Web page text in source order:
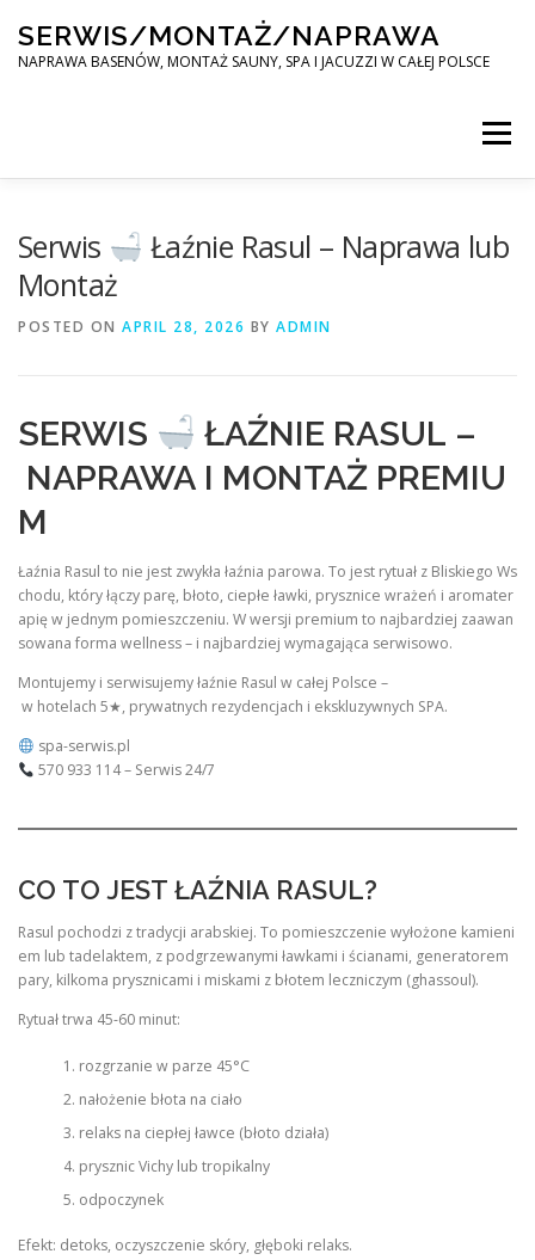
content
SERWIS/MONTAŻ/NAPRAWA
NAPRAWA BASENÓW, MONTAŻ SAUNY, SPA I JACUZZI W CAŁEJ POLSCE
Menu
Serwis
Łaźnie Rasul – Naprawa lub
Montaż
POSTED ON APRIL 28, 2026 BY ADMIN
SERWIS
ŁAŹNIE RASUL –
NAPRAWA I MONTAŻ PREMIU
M
Łaźnia Rasul to nie jest zwykła łaźnia parowa. To jest rytuał z Bliskiego Ws
chodu, który łączy parę, błoto, ciepłe ławki, prysznice wrażeń i aromater
apię w jednym pomieszczeniu. W wersji premium to najbardziej zaawan
sowana forma wellness – i najbardziej wymagająca serwisowo.
Montujemy i serwisujemy łaźnie Rasul w całej Polsce –
w hotelach 5★, prywatnych rezydencjach i ekskluzywnych SPA.
spa-serwis.pl
570 933 114 – Serwis 24/7
CO TO JEST ŁAŹNIA RASUL?
Rasul pochodzi z tradycji arabskiej. To pomieszczenie wyłożone kamieni
em lub tadelaktem, z podgrzewanymi ławkami i ścianami, generatorem
pary, kilkoma prysznicami i miskami z błotem leczniczym (ghassoul).
Rytuał trwa 45-60 minut:
rozgrzanie w parze 45°C
nałożenie błota na ciało
relaks na ciepłej ławce (błoto działa)
prysznic Vichy lub tropikalny
odpoczynek
Efekt: detoks, oczyszczenie skóry, głęboki relaks.